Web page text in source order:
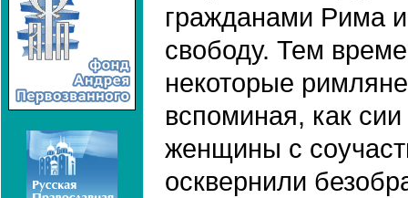
гражданами Рима
свободу. Тем
некоторые
вспоминая, как
женщины с
осквернили